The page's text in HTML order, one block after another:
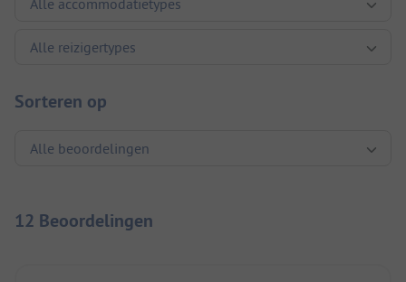
Sorteren op
12 Beoordelingen